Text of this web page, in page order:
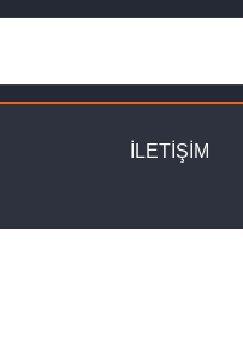
İLETİŞİM